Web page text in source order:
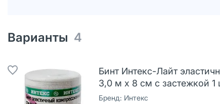
Варианты 4
Бинт Интекс-Лайт
3,0 м х 8 см с застежкой 1
Бренд: Интекс